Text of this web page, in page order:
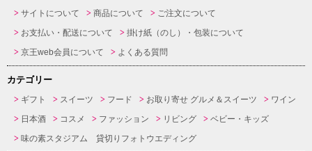
サイトについて 商品について
ご注文について
お支払い・配送について
掛け紙（のし）・包装について
京王web会員について
よくある質問
カテゴリー
ギフト スイーツ フード お取り寄せ グルメ＆スイーツ
ワイン
日本酒
コスメ ファッション リビング
ベビー・キッズ
味の素スタジアム 貸切りフォトウエディング